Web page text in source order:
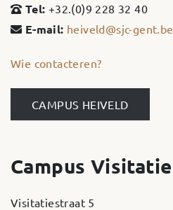
Tel: +32.(0)9 228 32 40
E-mail: heiveld@sjc-gent.be
Wie contacteren?
CAMPUS HEIVELD
Campus Visitatie
Visitatiestraat 5